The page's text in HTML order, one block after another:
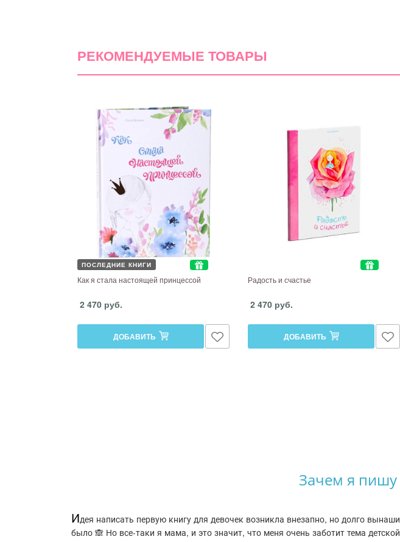
РЕКОМЕНДУЕМЫЕ ТОВАРЫ
ПОСЛЕДНИЕ КНИГИ
Как я стала настоящей принцессой
2 470 руб.
ДОБАВИТЬ
Радость и счастье
2 470 руб.
ДОБАВИТЬ
Зачем я пишу
Идея написать первую книгу для девочек возникла внезапно, но долго
было 🙈 Но все-таки я мама, и это значит, что меня очень заботит тема